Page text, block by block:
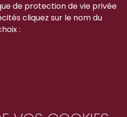
de protection de vie privée
cliquez sur le nom du
: